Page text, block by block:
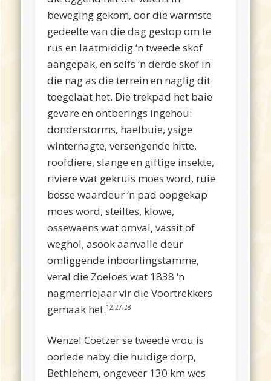
beweging gekom, oor die warmste
gedeelte van die dag gestop om te
rus en laatmiddig ‘n tweede skof
aangepak, en selfs ‘n derde skof in
die nag as die terrein en naglig dit
toegelaat het. Die trekpad het baie
gevare en ontberings ingehou:
donderstorms, haelbuie, ysige
winternagte, versengende hitte,
roofdiere, slange en giftige insekte,
riviere wat gekruis moes word, ruie
bosse waardeur ‘n pad oopgekap
moes word, steiltes, klowe,
ossewaens wat omval, vassit of
weghol, asook aanvalle deur
omliggende inboorlingstamme,
veral die Zoeloes wat 1838 ‘n
nagmerriejaar vir die Voortrekkers
gemaak het.12,27,28
WenzelCoetzersetweede vrou is
oorlede nabydie huidige dorp,
Bethlehem,ongeveer 130 kmwes